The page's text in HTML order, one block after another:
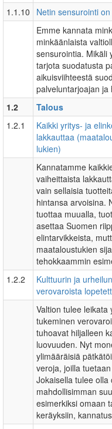
1.1.10
Netin sensurointi
Emme kannata
minkäänlaista
sensurointia. Mikäli
tarjota suodatusta
aikuisviihteestä
palveluntarjoajan ja
1.2
Talous
1.2.1
Kaikki yritys- ja
lakkauttaa
lukien)
Kannatamme
vaiheittaista
vain sellaisia
hintansa arvoisina.
tuottaa muualla,
asettaa Suomen
elintarvikkeista,
maataloustukien
tehokkaammin
1.2.2
Kulttuurin ja
verovaroista
Valtion tulee
tukeminen
tuhoavat hiljalleen
luovuuden. Nyt
ylimääräisiä
veroja, joilla
Jokaisella tulee
mahdollisimman
esimerkiksi omaan
keräyksiin,